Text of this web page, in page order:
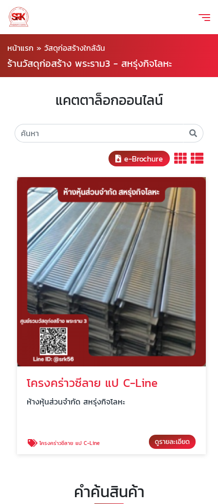
หน้าแรก » วัสดุก่อสร้างใกล้ฉัน
ร้านวัสดุก่อสร้าง พระราม3 - สหรุ่งกิจโลหะ
แคตตาล็อกออนไลน์
e-Brochure
โครงคร่าวซีลาย แป C-Line
ห้างหุ้นส่วนจำกัด สหรุ่งกิจโลหะ
โครงคร่าวซีลาย แป C-Line ดูรายละเอียด
คำค้นสินค้า